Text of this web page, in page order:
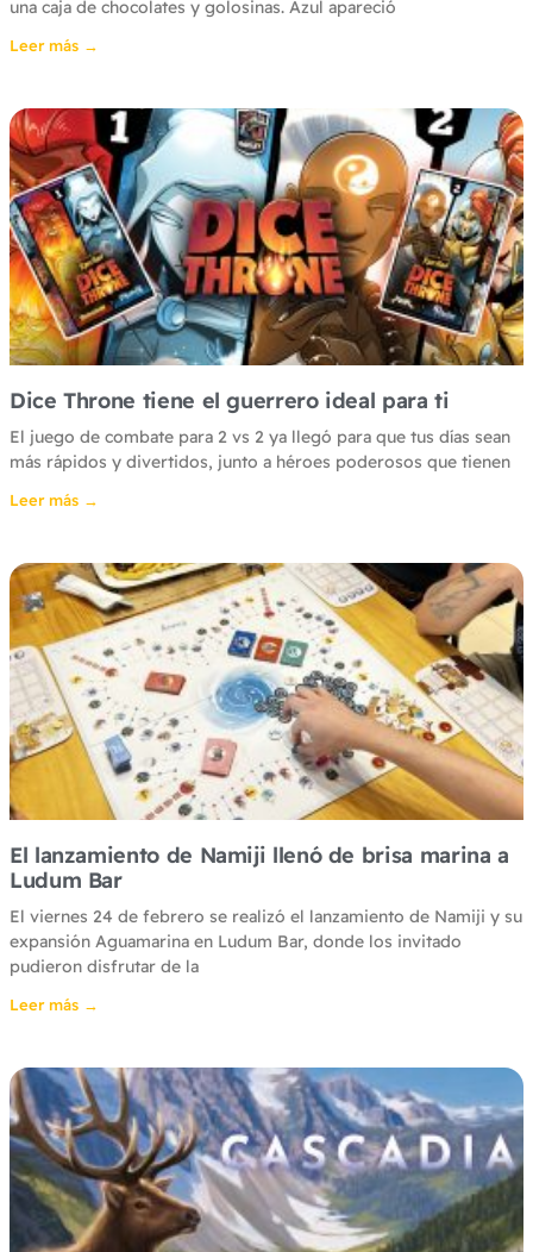
una caja de chocolates y golosinas. Azul apareció
Leer más →
Dice Throne tiene el guerrero ideal para ti
El juego de combate para 2 vs 2 ya llegó para que tus días sean
más rápidos y divertidos, junto a héroes poderosos que tienen
Leer más →
El lanzamiento de Namiji llenó de brisa marina a
Ludum Bar
El viernes 24 de febrero se realizó el lanzamiento de Namiji y su
expansión Aguamarina en Ludum Bar, donde los invitado
pudieron disfrutar de la
Leer más →